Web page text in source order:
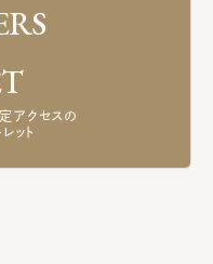
アクセスの
ット